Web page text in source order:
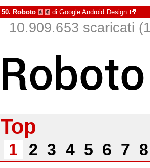
50. Roboto à € di Google Android Design
10.909.653 scaricati
Top
1 2 3 4 5 6 7